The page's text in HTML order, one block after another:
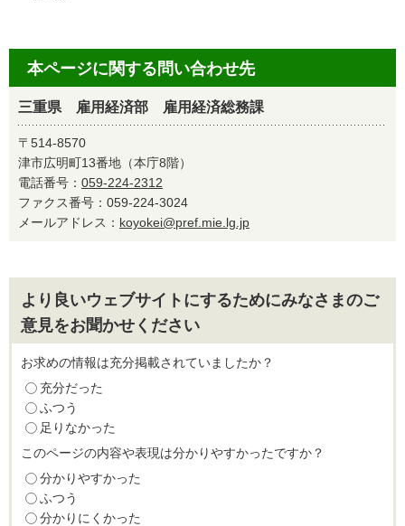
本ページに関する問い合わせ先
三重県 雇用経済部 雇用経済総務課
〒514-8570
津市広明町13番地（本庁8階）
電話番号： 059-224-2312
ファクス番号：059-224-3024
メールアドレス： koyokei@pref.mie.lg.jp
より良いウェブサイトにするためにみなさまのご
意見をお聞かせください
お求めの情報は充分掲載されていましたか？
充分だった
ふつう
足りなかった
このページの内容や表現は分かりやすかったですか？
分かりやすかった
ふつう
分かりにくかった